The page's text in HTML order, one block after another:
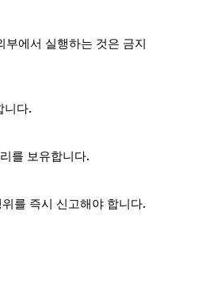
에서 실행하는 것은 금지
니다.
를 보유합니다.
를 즉시 신고해야 합니다.